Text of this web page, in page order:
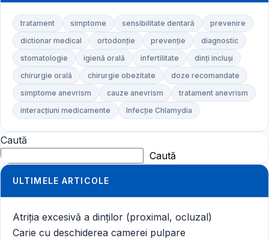
tratament simptome sensibilitate dentară
prevenire
dictionar medical
ortodonție prevenție
diagnostic
stomatologie
igienă orală infertilitate
dinți incluși
chirurgie orală
chirurgie obezitate
doze recomandate
simptome anevrism
cauze anevrism
tratament anevrism
interacțiuni medicamente
Infecție Chlamydia
Caută
Caută
ULTIMELE ARTICOLE
Atriția excesivă a dinților (proximal, ocluzal)
Carie cu deschiderea camerei pulpare